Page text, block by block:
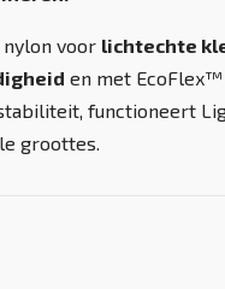
nylon voor lichtechte
en met
functioneert
groottes.